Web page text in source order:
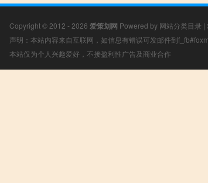
Copyright © 2012 - 2026 爱策划网 Powered by 网站分类目录 |
声明：本站内容来自互联网，如信息有错误可发邮件到
本站仅为个人兴趣爱好，不接盈利性广告及商业合作